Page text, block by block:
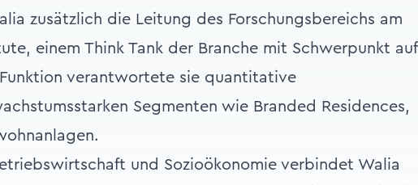
zusätzlich die Leitung des Forschungsbereichs am
einem Think Tank der Branche mit Schwerpunkt auf
verantwortete sie quantitative
Segmenten wie Branded Residences,
und Sozioökonomie verbindet Walia